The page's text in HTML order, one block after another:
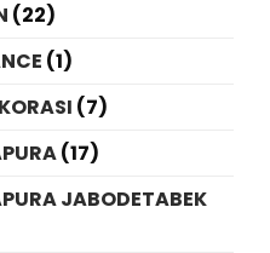
(22)
(1)
(7)
(17)
JABODETABEK